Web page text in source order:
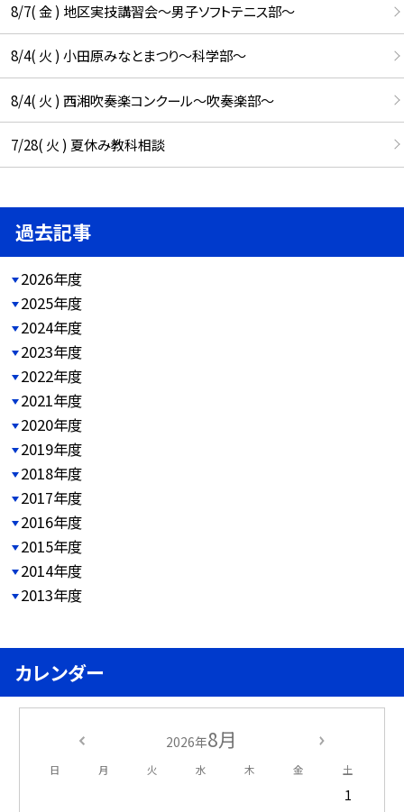
8/7( 金 ) 地区実技講習会～男子ソフトテニス部～
8/4( 火 ) 小田原みなとまつり～科学部～
8/4( 火 ) 西湘吹奏楽コンクール～吹奏楽部～
7/28( 火 ) 夏休み教科相談
過去記事
2026年度
2025年度
2024年度
2023年度
2022年度
2021年度
2020年度
2019年度
2018年度
2017年度
2016年度
2015年度
2014年度
2013年度
カレンダー
2026年8月
日 月 火 水 木 金 土
1